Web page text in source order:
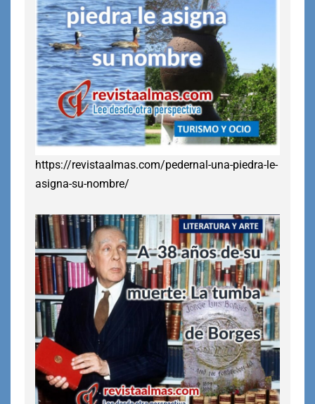
https://revistaalmas.com/pedernal-una-piedra-le-
asigna-su-nombre/